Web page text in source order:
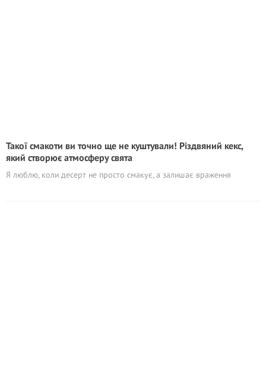
Такої смакоти ви точно ще не куштували! Різдвяний кекс,
який створює атмосферу свята
Я люблю, коли десерт не просто смакує, а залишає враження